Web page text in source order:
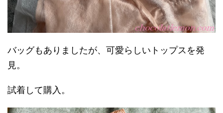
バッグもありましたが、可愛らしいトップスを発
見。
試着して購入。